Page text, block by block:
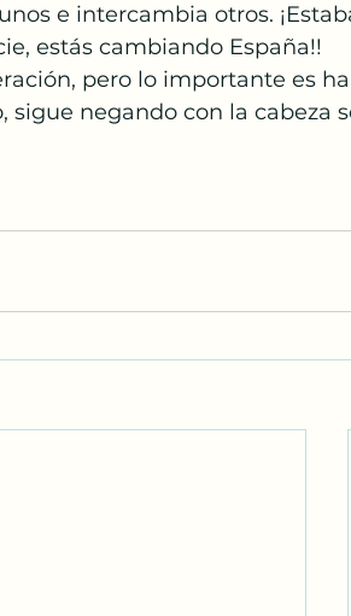
e intercambia otros.
estás cambiando España!!
pero lo importante es
sigue negando con la cabeza